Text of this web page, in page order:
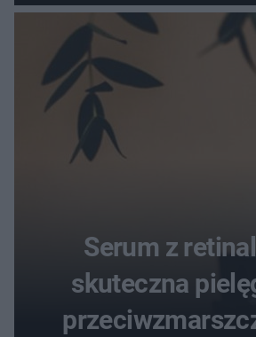
dotrzymał
Serum z
skuteczna